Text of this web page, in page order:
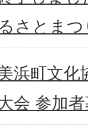
さとま
美浜町文
会 参加